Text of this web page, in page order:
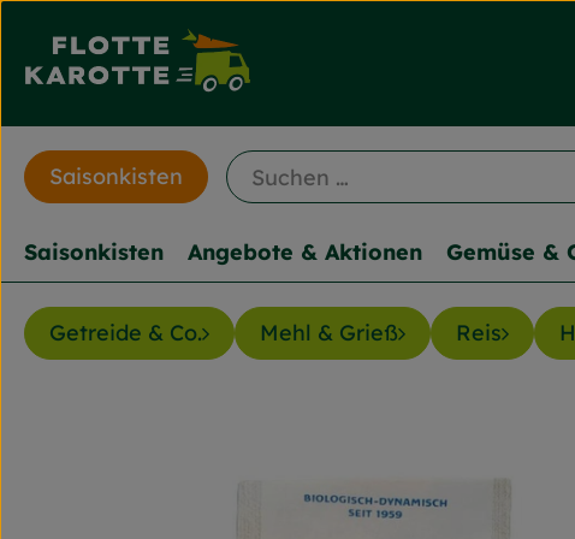
Saisonkisten
Saisonkisten Angebote & Aktionen Gemüse &
Getreide & Co. Mehl & Grieß Reis